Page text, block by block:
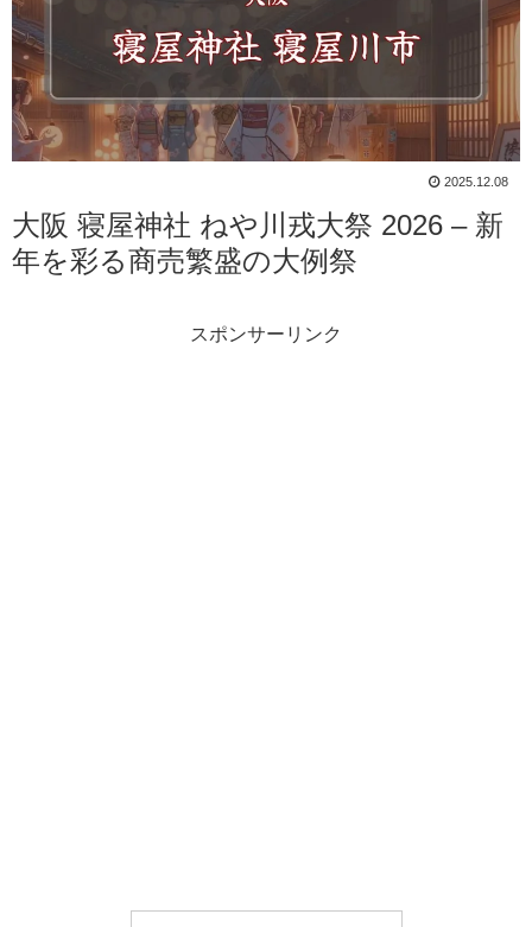
2025.12.08
大阪 寝屋神社 ねや川戎大祭 2026 – 新
年を彩る商売繁盛の大例祭
スポンサーリンク